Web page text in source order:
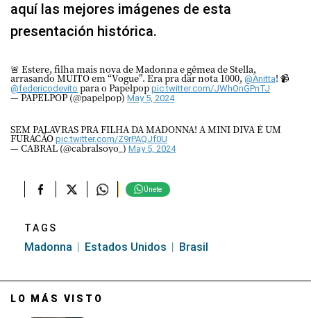
aquí las mejores imágenes de esta
presentación histórica.
🚨 Estere, filha mais nova de Madonna e gêmea de Stella,
arrasando MUITO em “Vogue”. Era pra dar nota 1000, @Anitta! 📹
@federicodevito para o Papelpop pic.twitter.com/JWhOnGPnTJ
— PAPELPOP (@papelpop) May 5, 2024
SEM PALAVRAS PRA FILHA DA MADONNA! A MINI DIVA É UM
FURACÃO pic.twitter.com/Z9rPAQJf0U
— CABRAL (@cabralsoyo_)May 5, 2024
Únete
TAGS
Madonna Estados Unidos Brasil
LO MÁS VISTO